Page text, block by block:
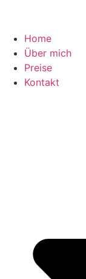
Home
Über mich
Preise
Kontakt